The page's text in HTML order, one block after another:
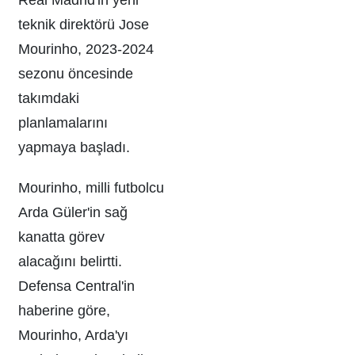
teknik direktörü Jose
Mourinho, 2023-2024
sezonu öncesinde
takımdaki
planlamalarını
yapmaya başladı.
Mourinho, milli futbolcu
Arda Güler'in sağ
kanatta görev
alacağını belirtti.
Defensa Central'in
haberine göre,
Mourinho, Arda'yı